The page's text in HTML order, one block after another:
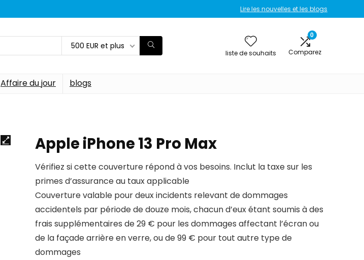
Lire les nouvelles et les blogs
500 EUR et plus
liste de souhaits
0
Comparez
Affaire du jour blogs
Apple iPhone 13 Pro Max
Vérifiez si cette couverture répond à vos besoins. Inclut la taxe sur les
primes d’assurance au taux applicable
Couverture valable pour deux incidents relevant de dommages
accidentels par période de douze mois, chacun d’eux étant soumis à des
frais supplémentaires de 29 € pour les dommages affectant l’écran ou
de la façade arrière en verre, ou de 99 € pour tout autre type de
dommages